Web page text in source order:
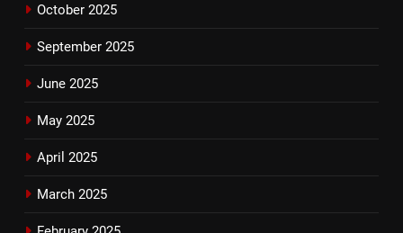
October 2025
September 2025
June 2025
May 2025
April 2025
March 2025